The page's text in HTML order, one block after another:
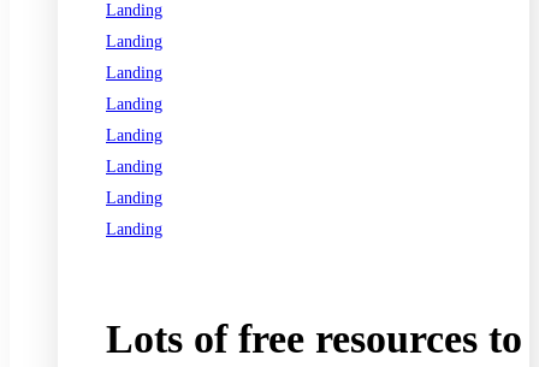
Landing
Landing
Landing
Landing
Landing
Landing
Landing
Landing
Lots of free resources to